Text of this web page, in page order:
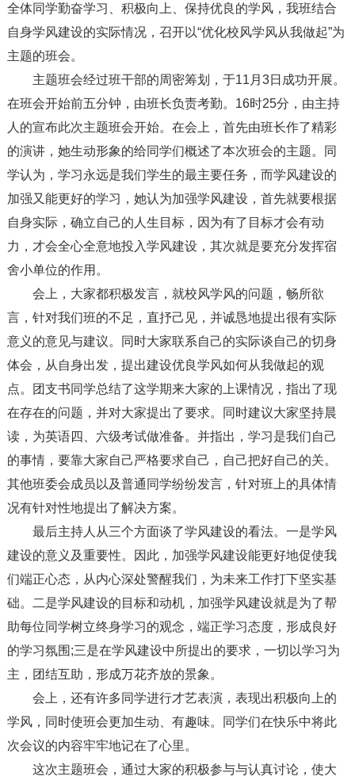
全体同学勤奋学习、积极向上、保持优良的学风，我班结合
自身学风建设的实际情况，召开以“优化校风学风从我做起”为
主题的班会。
主题班会经过班干部的周密筹划，于11月3日成功开展。
在班会开始前五分钟，由班长负责考勤。16时25分，由主持
人的宣布此次主题班会开始。在会上，首先由班长作了精彩
的演讲，她生动形象的给同学们概述了本次班会的主题。同
学认为，学习永远是我们学生的最主要任务，而学风建设的
加强又能更好的学习，她认为加强学风建设，首先就要根据
自身实际，确立自己的人生目标，因为有了目标才会有动
力，才会全心全意地投入学风建设，其次就是要充分发挥宿
舍小单位的作用。
会上，大家都积极发言，就校风学风的问题，畅所欲
言，针对我们班的不足，直抒己见，并诚恳地提出很有实际
意义的意见与建议。同时大家联系自己的实际谈自己的切身
体会，从自身出发，提出建设优良学风如何从我做起的观
点。团支书同学总结了这学期来大家的上课情况，指出了现
在存在的问题，并对大家提出了要求。同时建议大家坚持晨
读，为英语四、六级考试做准备。并指出，学习是我们自己
的事情，要靠大家自己严格要求自己，自己把好自己的关。
其他班委会成员以及普通同学纷纷发言，针对班上的具体情
况有针对性地提出了解决方案。
最后主持人从三个方面谈了学风建设的看法。一是学风
建设的意义及重要性。因此，加强学风建设能更好地促使我
们端正心态，从内心深处警醒我们，为未来工作打下坚实基
础。二是学风建设的目标和动机，加强学风建设就是为了帮
助每位同学树立终身学习的观念，端正学习态度，形成良好
的学习氛围;三是在学风建设中所提出的要求，一切以学习为
主，团结互助，形成万花齐放的景象。
会上，还有许多同学进行才艺表演，表现出积极向上的
学风，同时使班会更加生动、有趣味。同学们在快乐中将此
次会议的内容牢牢地记在了心里。
这次主题班会，通过大家的积极参与与认真讨论，使大